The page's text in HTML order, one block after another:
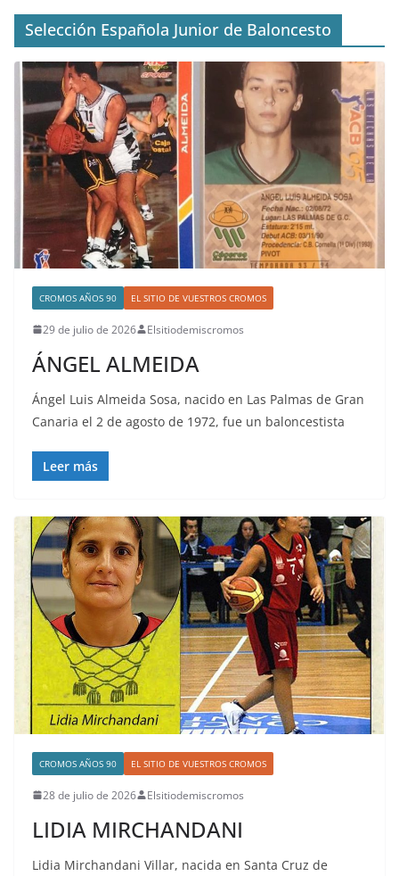
Selección Española Junior de Baloncesto
CROMOS AÑOS 90 EL SITIO DE VUESTROS CROMOS
29 de julio de 2026 Elsitiodemiscromos
ÁNGEL ALMEIDA
Ángel Luis Almeida Sosa, nacido en Las Palmas de Gran
Canaria el 2 de agosto de 1972, fue un baloncestista
Leer más
CROMOS AÑOS 90 EL SITIO DE VUESTROS CROMOS
28 de julio de 2026 Elsitiodemiscromos
LIDIA MIRCHANDANI
Lidia Mirchandani Villar, nacida en Santa Cruz de